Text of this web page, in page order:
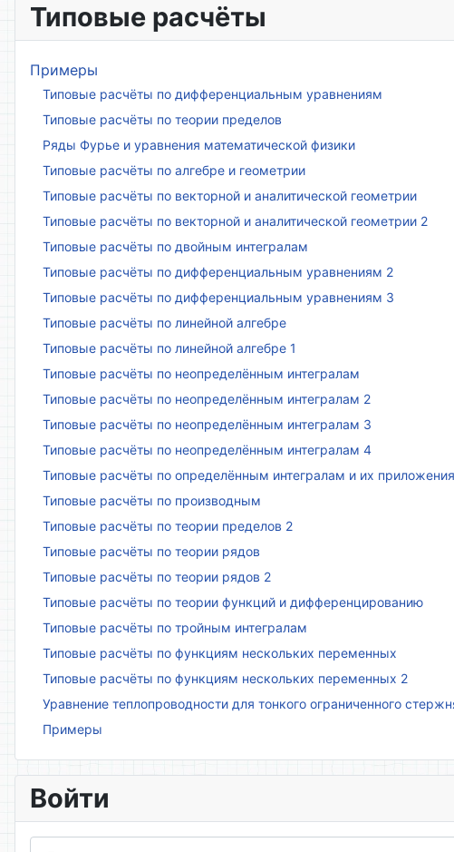
Типовые расчёты
Примеры
Типовые расчёты по дифференциальным уравнениям
Типовые расчёты по теории пределов
Ряды Фурье и уравнения математической физики
Типовые расчёты по алгебре и геометрии
Типовые расчёты по векторной и аналитической геометрии
Типовые расчёты по векторной и аналитической геометрии 2
Типовые расчёты по двойным интегралам
Типовые расчёты по дифференциальным уравнениям 2
Типовые расчёты по дифференциальным уравнениям 3
Типовые расчёты по линейной алгебре
Типовые расчёты по линейной алгебре 1
Типовые расчёты по неопределённым интегралам
Типовые расчёты по неопределённым интегралам 2
Типовые расчёты по неопределённым интегралам 3
Типовые расчёты по неопределённым интегралам 4
Типовые расчёты по определённым интегралам и их
Типовые расчёты по производным
Типовые расчёты по теории пределов 2
Типовые расчёты по теории рядов
Типовые расчёты по теории рядов 2
Типовые расчёты по теории функций и дифференцированию
Типовые расчёты по тройным интегралам
Типовые расчёты по функциям нескольких переменных
Типовые расчёты по функциям нескольких переменных 2
Уравнение теплопроводности для тонкого ограниченного
Примеры
Войти